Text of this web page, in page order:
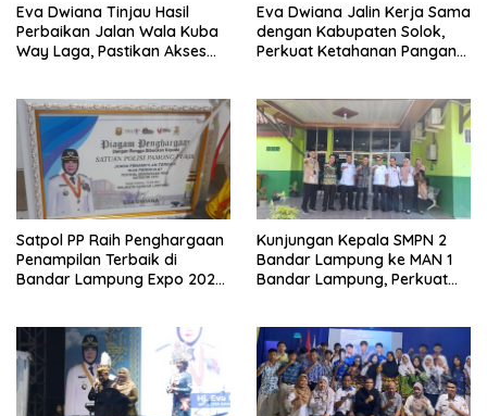
Eva Dwiana Tinjau Hasil
Perbaikan Jalan Wala Kuba
Way Laga, Pastikan Akses
Eva Dwiana Jalin Kerja Sama
dengan Kabupaten Solok,
Perkuat Ketahanan Pangan
Satpol PP Raih Penghargaan
Penampilan Terbaik di
Bandar Lampung Expo 2026,
Masyarakat
Kunjungan Kepala SMPN 2
Bandar Lampung ke MAN 1
Bandar Lampung, Perkuat